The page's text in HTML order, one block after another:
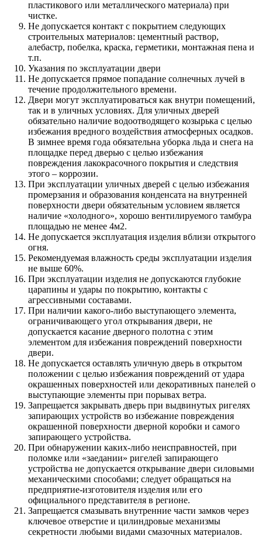
пластикового или металлического материала) при
чистке.
Не допускается контакт с покрытием следующих
строительных материалов: цементный раствор,
алебастр, побелка, краска, герметики, монтажная пена и
т.п.
Указания по эксплуатации двери
Не допускается прямое попадание солнечных лучей в
течение продолжительного времени.
Двери могут эксплуатироваться как внутри помещений,
так и в уличных условиях. Для уличных дверей
обязательно наличие водоотводящего козырька с целью
избежания вредного воздействия атмосферных осадков.
В зимнее время года обязательна уборка льда и снега на
площадке перед дверью с целью избежания
повреждения лакокрасочного покрытия и следствия
этого – коррозии.
При эксплуатации уличных дверей с целью избежания
промерзания и образования конденсата на внутренней
поверхности двери обязательным условием является
наличие «холодного», хорошо вентилируемого тамбура
площадью не менее 4м2.
Не допускается эксплуатация изделия вблизи открытого
огня.
Рекомендуемая влажность среды эксплуатации изделия
не выше 60%.
При эксплуатации изделия не допускаются глубокие
царапины и удары по покрытию, контакты с
агрессивными составами.
При наличии какого-либо выступающего элемента,
ограничивающего угол открывания двери, не
допускается касание дверного полотна с этим
элементом для избежания повреждений поверхности
двери.
Не допускается оставлять уличную дверь в открытом
положении с целью избежания повреждений от удара
окрашенных поверхностей или декоративных панелей о
выступающие элементы при порывах ветра.
Запрещается закрывать дверь при выдвинутых ригелях
запирающих устройств во избежание повреждения
окрашенной поверхности дверной коробки и самого
запирающего устройства.
При обнаружении каких-либо неисправностей, при
поломке или «заедании» ригелей запирающего
устройства не допускается открывание двери силовыми
механическими способами; следует обращаться на
предприятие-изготовителя изделия или его
официального представителя в регионе.
Запрещается смазывать внутренние части замков через
ключевое отверстие и цилиндровые механизмы
секретности любыми видами смазочных материалов.